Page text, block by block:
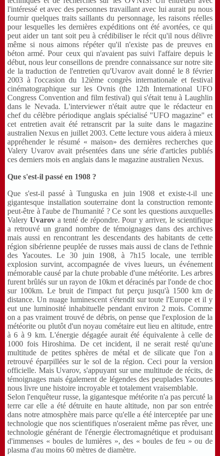
l'intéressé et avec des personnes travaillant avec lui aurait pu nous
fournir quelques traits saillants du personnage, les raisons réelles
pour lesquelles les dernières expéditions ont été avortées, ce qui
peut aider un tant soit peu à crédibiliser le récit qu'il nous délivre
même si nous aimons répéter qu'il n'existe pas de preuves en
béton armé. Pour ceux qui n'avaient pas suivi l'affaire depuis le
début, nous leur conseillons de prendre connaissance sur notre site
de la traduction de l'entretien qu'Uvarov avait donné le 8 février
2003 à l'occasion du 12ième congrès internationale et festival
cinématographique sur les Ovnis (the 12th International UFO
Congress Convention and film festival) qui s'était tenu à Laughlin
dans le Nevada. L'interviewer n'était autre que le rédacteur en
chef du célèbre périodique anglais spécialisé "UFO magazine" et
cet entretien avait été retranscrit par la suite dans le magazine
australien Nexus en juillet 2003. Cette lecture vous aidera à mieux
appréhender le résumé « maison» des dernières recherches que
Valery Uvarov avait présentées dans une série d'articles publiés
ces derniers mois en anglais dans le magazine australien Nexus.
Que s'est-il passé en 1908 ?
Que s'est-il passé à Tunguska en juin 1908 et existe-t-il une
gigantesque installation souterraine dont la construction remonte
peut-être à l'aube de l'humanité ? Ce sont les questions auxquelles
Valery Uvarov a tenté de répondre. Pour y arriver, le scientifique
a retrouvé un grand nombre de témoignages dans des archives
mais aussi en rencontrant les descendants des habitants de cette
région sibérienne peuplée de russes mais aussi de clans de l'ethnie
des Yacoutes. Le 30 juin 1908, à 7h15 locale, une terrible
explosion survint, accompagnée de vives lueurs, un événement
mémorable causé par la chute probable d'une météorite. Les arbres
furent brûlés sur un rayon de 10km et déracinés par l'onde de choc
sur 100km. Le bruit de l'impact fut perçu jusqu'à 1500 km de
distance. Un nuage luminescent s'étendit sur toute l'Europe et il y
eut une luminosité inhabituelle pendant environ 2 mois. Comme
on a pas vraiment trouvé de débris, on pense que l'explosion de la
météorite ou plutôt d'un noyau cométaire eut lieu en altitude, entre
à 6 à 9 km. L'énergie dégagée aurait été équivalente à celle de
1000 fois Hiroshima. De cet incident, il ne serait resté qu'une
multitude de petites sphères de métal et de silicate que l'on a
retrouvé éparpillées sur le sol de la région. Ceci pour la version
officielle. Mais Uvarov, s'appuyant sur une multitude de récits, de
témoignages mais également de légendes des peuplades Yacoutes
nous livre une histoire incroyable et totalement vraisemblable.
Selon l'enquêteur russe, la gigantesque météorite n'a pas percuté la
terre car elle a été détruite en haute altitude, non par son entrée
dans notre atmosphère mais parce qu'elle a été interceptée par une
technologie que nos scientifiques n'oseraient même pas rêver, une
technologie générant de l'énergie électromagnétique et produisant
d'immenses « boules de lumières », des « boules de feu » ou de
plasma d'au moins 60 mètres de diamètre.